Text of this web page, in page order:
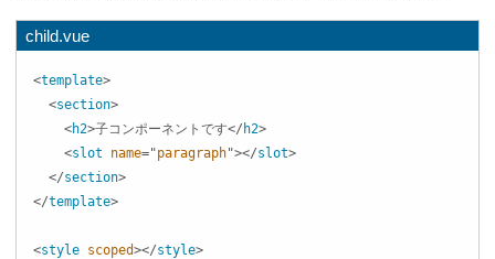
child.vue
<template>
<section>
<h2>子コンポーネントです</ h2>
<slot name="paragraph"></slot>
</section>
</template>
<style scoped></style>